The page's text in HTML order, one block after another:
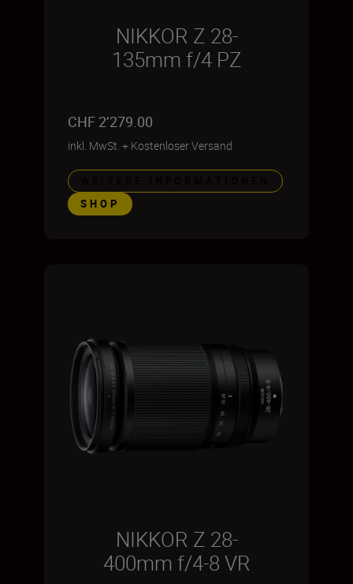
NIKKOR Z 28-
135mm f/4 PZ
CHF 2’279.00
inkl. MwSt. + Kostenloser Versand
SHOP
NIKKOR Z 28-
400mm f/4-8 VR